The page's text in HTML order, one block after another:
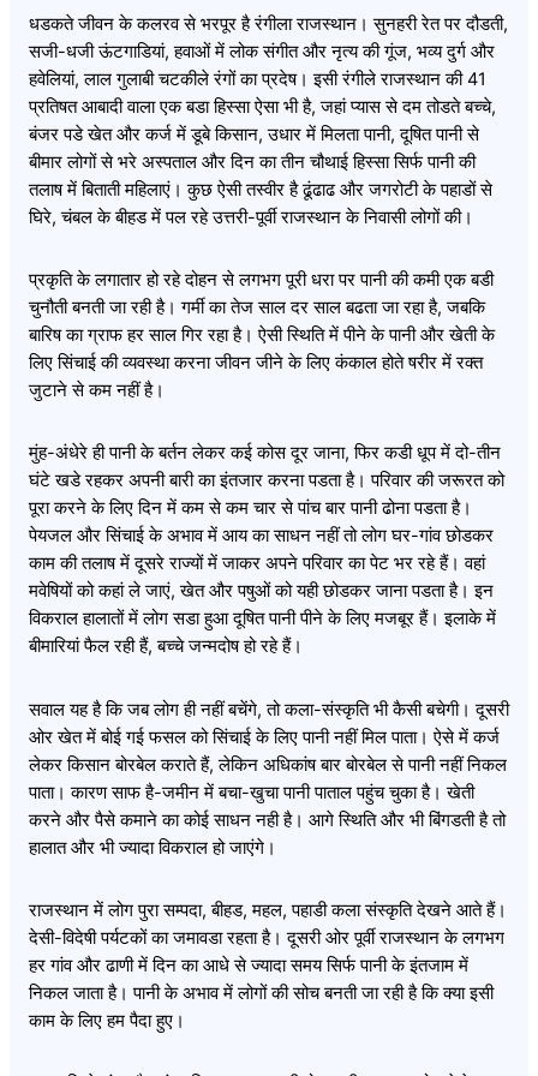
धडकते जीवन के कलरव से भरपूर है रंगीला राजस्थान। सुनहरी रेत पर दौडती,
सजी-धजी ऊंटगाडियां, हवाओं में लोक संगीत और नृत्य की गूंज, भव्य दुर्ग और
हवेलियां, लाल गुलाबी चटकीले रंगों का प्रदेष। इसी रंगीले राजस्थान की 41
प्रतिषत आबादी वाला एक बडा हिस्सा ऐसा भी है, जहां प्यास से दम तोडते बच्चे,
बंजर पडे खेत और कर्ज में डूबे किसान, उधार में मिलता पानी, दूषित पानी से
बीमार लोगों से भरे अस्पताल और दिन का तीन चौथाई हिस्सा सिर्फ पानी की
तलाष में बिताती महिलाएं। कुछ ऐसी तस्वीर है ढूंढाढ और जगरोटी के पहाडों से
घिरे, चंबल के बीहड में पल रहे उत्तरी-पूर्वी राजस्थान के निवासी लोगों की।
प्रकृति के लगातार हो रहे दोहन से लगभग पूरी धरा पर पानी की कमी एक बडी
चुनौती बनती जा रही है। गर्मी का तेज साल दर साल बढता जा रहा है, जबकि
बारिष का ग्राफ हर साल गिर रहा है। ऐसी स्थिति में पीने के पानी और खेती के
लिए सिंचाई की व्यवस्था करना जीवन जीने के लिए कंकाल होते षरीर में रक्त
जुटाने से कम नहीं है।
मुंह-अंधेरे ही पानी के बर्तन लेकर कई कोस दूर जाना, फिर कडी धूप में दो-तीन
घंटे खडे रहकर अपनी बारी का इंतजार करना पडता है। परिवार की जरूरत को
पूरा करने के लिए दिन में कम से कम चार से पांच बार पानी ढोना पडता है।
पेयजल और सिंचाई के अभाव में आय का साधन नहीं तो लोग घर-गांव छोडकर
काम की तलाष में दूसरे राज्यों में जाकर अपने परिवार का पेट भर रहे हैं। वहां
मवेषियों को कहां ले जाएं, खेत और पषुओं को यही छोडकर जाना पडता है। इन
विकराल हालातों में लोग सडा हुआ दूषित पानी पीने के लिए मजबूर हैं। इलाके में
बीमारियां फैल रही हैं, बच्चे जन्मदोष हो रहे हैं।
सवाल यह है कि जब लोग ही नहीं बचेंगे, तो कला-संस्कृति भी कैसी बचेगी। दूसरी
ओर खेत में बोई गई फसल को सिंचाई के लिए पानी नहीं मिल पाता। ऐसे में कर्ज
लेकर किसान बोरबेल कराते हैं, लेकिन अधिकांष बार बोरबेल से पानी नहीं निकल
पाता। कारण साफ है-जमीन में बचा-खुचा पानी पाताल पहुंच चुका है। खेती
करने और पैसे कमाने का कोई साधन नही है। आगे स्थिति और भी बिंगडती है तो
हालात और भी ज्यादा विकराल हो जाएंगे।
राजस्थान में लोग पुरा सम्पदा, बीहड, महल, पहाडी कला संस्कृति देखने आते हैं।
देसी-विदेषी पर्यटकों का जमावडा रहता है। दूसरी ओर पूर्वी राजस्थान के लगभग
हर गांव और ढाणी में दिन का आधे से ज्यादा समय सिर्फ पानी के इंतजाम में
निकल जाता है। पानी के अभाव में लोगों की सोच बनती जा रही है कि क्या इसी
काम के लिए हम पैदा हुए।